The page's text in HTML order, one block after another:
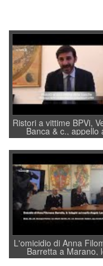
Ristori a vittime BPVi,
Banca & c., appello
sottosegretario
Villarosa: per mettere
convochi con Di Maio
a supporto della
regia al Mef
L'omicidio di Anna
Barretta a Marano,
indagini dei